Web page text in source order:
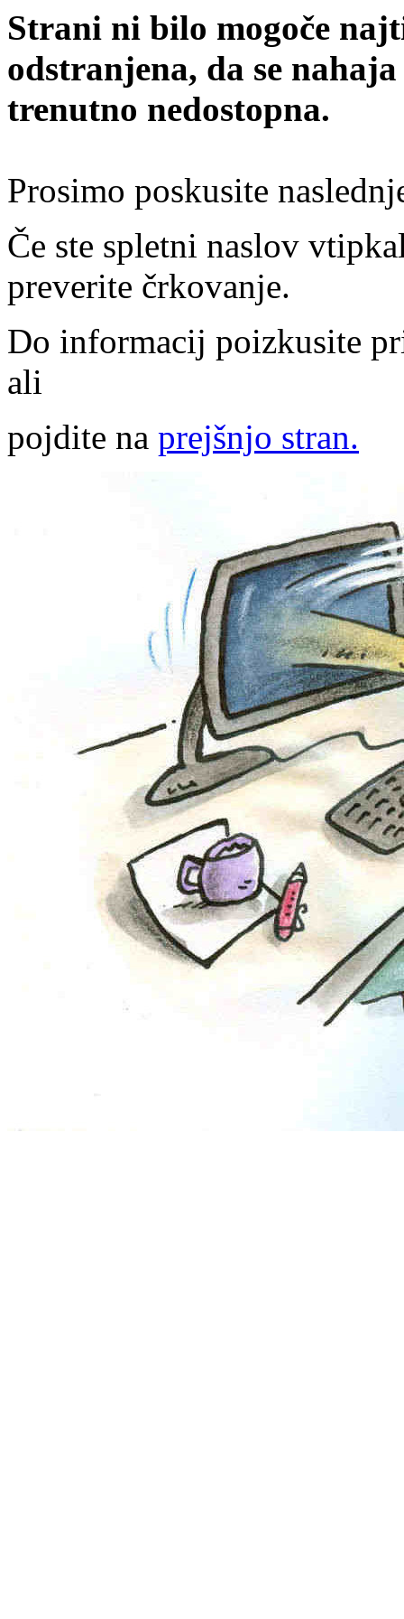
Strani ni bilo mogoče
odstranjena, da se
trenutno nedostopna.
Prosimo poskusite
Če ste spletni naslov
preverite črkovanje.
Do informacij poizkusite
ali
pojdite na prejšnjo stran.